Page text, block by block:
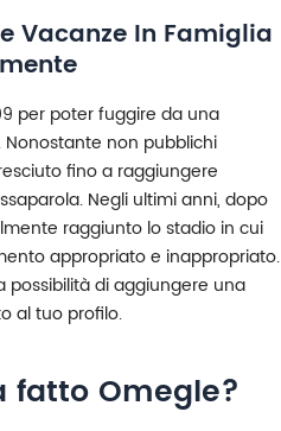
Vacanze In Famiglia
per poter fuggire da una
non pubblichi
fino a raggiungere
Negli ultimi anni, dopo
raggiunto lo stadio in cui
appropriato e inappropriato.
possibilità di aggiungere una
al tuo profilo.
fatto Omegle?